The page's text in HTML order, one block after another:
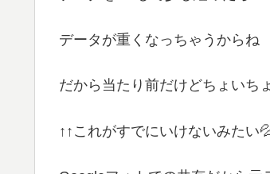
データが重くなっちゃうからね
だから当たり前だけどちょいち
↑↑これがすでにいけないみたい